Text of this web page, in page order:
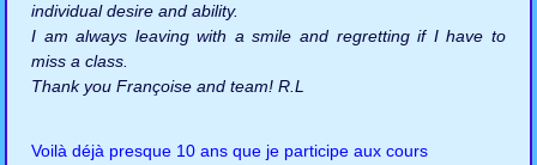
individual desire and ability.
I am always leaving with a smile and regretting if I have to
miss a class.
Thank you Françoise and team! R.L
Voilà déjà presque 10 ans que je participe aux cours